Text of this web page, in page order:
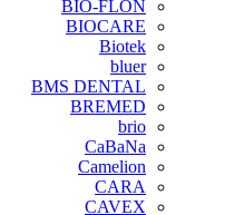
BIO-FLON
BIOCARE
Biotek
bluer
BMS DENTAL
BREMED
brio
CaBaNa
Camelion
CARA
CAVEX